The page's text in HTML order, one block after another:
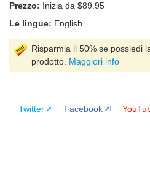
Prezzo: Inizia da $89.95
Le lingue: English
Risparmia il 50% se possiedi
prodotto. Maggiori info
Twitter Facebook